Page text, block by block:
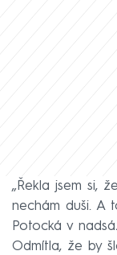
„Řekla jsem si,
nechám duši. A
Potocká v
Odmítla, že by